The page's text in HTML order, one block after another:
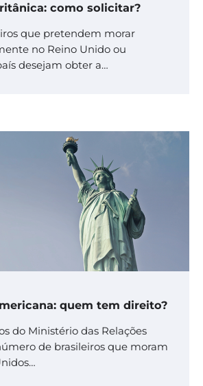
como solicitar?
que pretendem morar
no Reino Unido ou
desejam obter a…
quem tem direito?
do Ministério das Relações
de brasileiros que moram